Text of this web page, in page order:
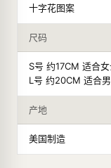
十字花图案
尺码
S号 约17CM 适合
L号 约20CM 适合
产地
美国制造